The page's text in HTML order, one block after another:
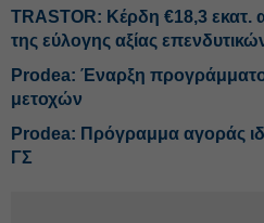
TRASTOR: Κέρδη €18,3
της εύλογης αξίας
Prodea: Έναρξη
μετοχών
Prodea: Πρόγραμμα αγοράς
ΓΣ